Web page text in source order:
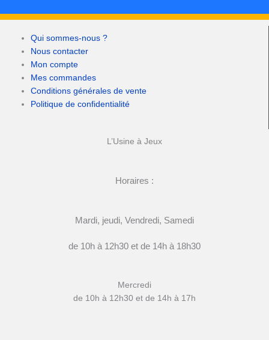
Qui sommes-nous ?
Nous contacter
Mon compte
Mes commandes
Conditions générales de vente
Politique de confidentialité
L’Usine à Jeux
Horaires :
Mardi, jeudi, Vendredi, Samedi
de 10h à 12h30 et de 14h à 18h30
Mercredi
de 10h à 12h30 et de 14h à 17h